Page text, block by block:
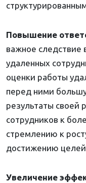
Повышение
важное следствие
удаленных
оценки работы
перед ними
результаты своей
сотрудников к
стремлению к
достижению
Увеличение